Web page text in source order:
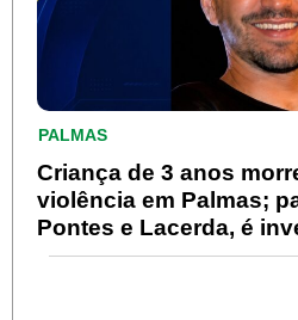
PALMAS
Criança de 3 anos
violência em Palmas;
Pontes e Lacerda, é